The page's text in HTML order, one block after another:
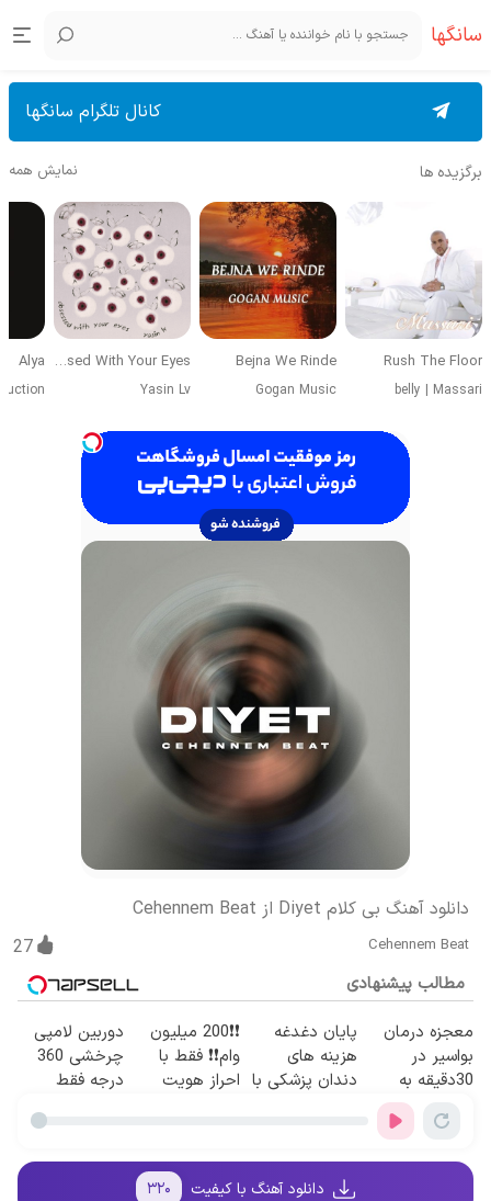
سانگها
کانال تلگرام سانگها
برگزیده ها نمایش همه
Rush The Floor
belly | Massari
Bejna We Rinde
Gogan Music
Obsessed With Your Eyes
Yasin Lv
Alya
دانلود آهنگ بی کلام Diyet از Cehennem Beat
Cehennem Beat
27
مطالب پیشنهادی
معجزه درمان
بواسیر در
30دقیقه به
صورت سرپایی
توسط فوق
پایان دغدغه
هزینه های
دندان پزشکی با
❗❗200 میلیون
وام❗❗ فقط با
احراز هویت
دوربین لامپی
چرخشی 360
درجه فقط
دانلود آهنگ با کیفیت ۳۲۰